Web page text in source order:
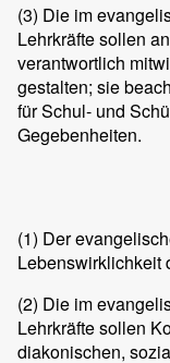
(3) Die im
Lehrkräfte sollen
verantwortlich
gestalten; sie
für Schul- und
Gegebenheiten.
(1) Der
Lebenswirklichkeit
(2) Die im
Lehrkräfte sollen
diakonischen,